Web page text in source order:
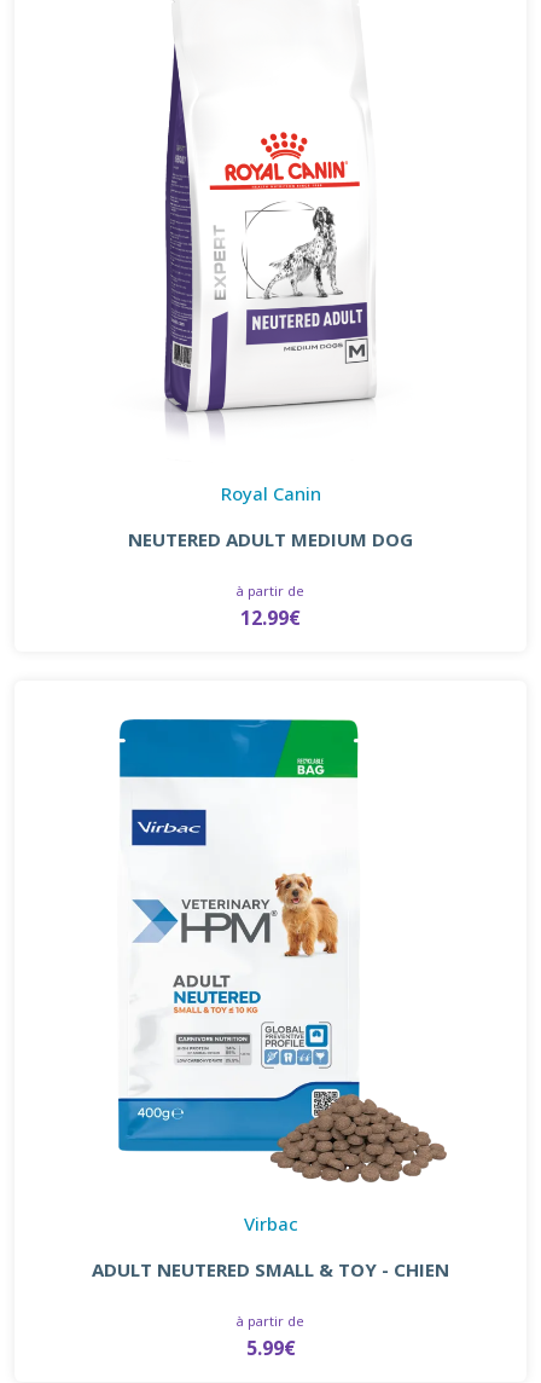
Royal Canin
NEUTERED ADULT MEDIUM DOG
à partir de
12.99€
Virbac
ADULT NEUTERED SMALL & TOY - CHIEN
à partir de
5.99€